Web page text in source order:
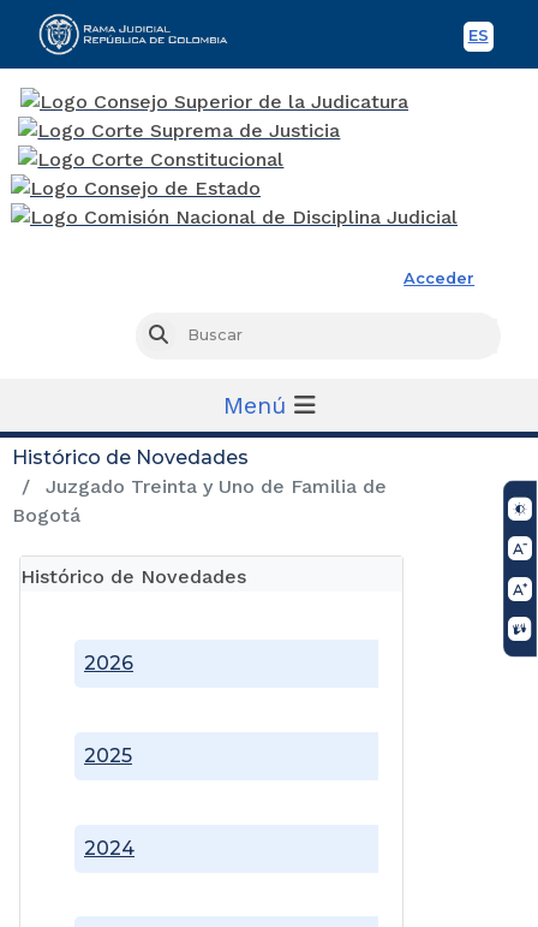
ES
Acceder
Buscar
Menú
Histórico de Novedades
Juzgado Treinta y Uno de Familia de
Bogotá
Histórico de Novedades
2024
2025
2026